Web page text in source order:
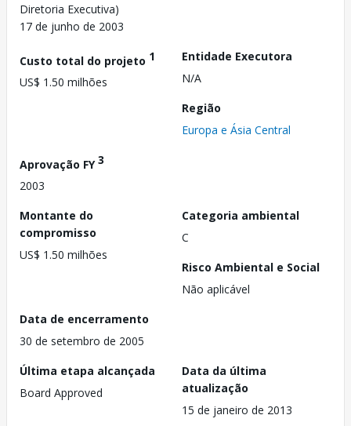
Diretoria Executiva)
17 de junho de 2003
Custo total do projeto 1
US$ 1.50 milhões
Entidade Executora
N/A
Região
Europa e Ásia Central
Aprovação FY3
2003
Montante do
compromisso
US$ 1.50 milhões
Categoria ambiental
C
Risco Ambiental e Social
Não aplicável
Data de encerramento
30 de setembro de 2005
Última etapa alcançada
Board Approved
Data da última
atualização
15 de janeiro de 2013